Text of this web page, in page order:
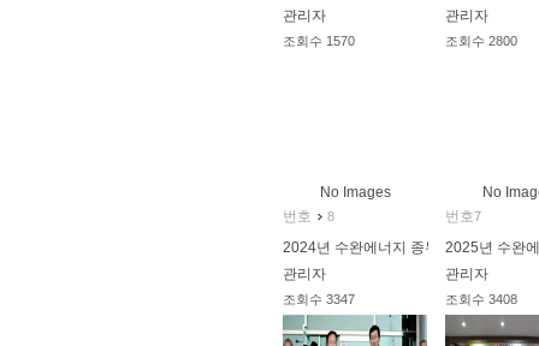
관리자
조회수 1570
관리자
조회수 2800
No Images
번호
8
2024년 수완에너지 종무식
관리자
조회수 3347
2025.01.02
No
번호7
2025년 수완
관리자
조회수 3408
2025.01.02